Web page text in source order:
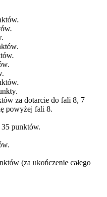
za dotarcie do fali 8, 7
powyżej fali 8.
punktów.
(za ukończenie całego